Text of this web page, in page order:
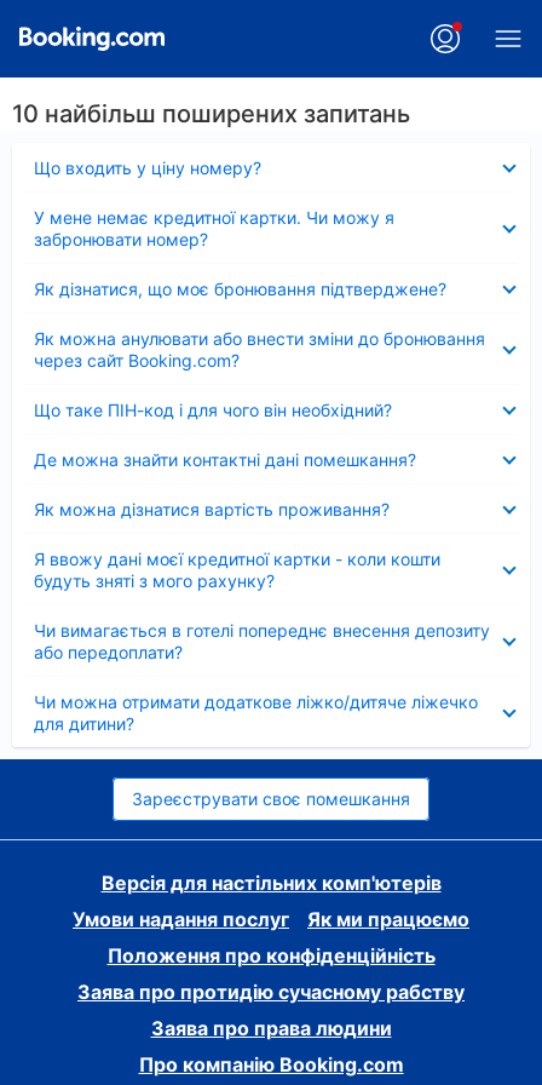
10 найбільш поширених запитань
Що входить у ціну номеру?
У мене немає кредитної картки. Чи можу я
забронювати номер?
Як дізнатися, що моє бронювання підтверджене?
Як можна анулювати або внести зміни до бронювання
через сайт Booking.com?
Що таке ПІН-код і для чого він необхідний?
Де можна знайти контактні дані помешкання?
Як можна дізнатися вартість проживання?
Я ввожу дані моєї кредитної картки - коли кошти
будуть зняті з мого рахунку?
Чи вимагається в готелі попереднє внесення депозиту
або передоплати?
Чи можна отримати додаткове ліжко/дитяче ліжечко
для дитини?
Зареєструвати своє помешкання
Версія для настільних комп'ютерів
Умови надання послуг
Як ми працюємо
Положення про конфіденційність
Заява про протидію сучасному рабству
Заява про права людини
Про компанію Booking.com